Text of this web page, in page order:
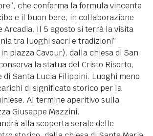
che conferma la formula vincente
e il buon bere, in collaborazione
Arcadia. Il 5 agosto si terrà la visita
tra luoghi sacri e tradizioni”
piazza Cavour), dalla chiesa di San
la statua del Cristo Risorto,
di Santa Lucia Filippini. Luoghi meno
di significato storico per la
Al termine aperitivo sulla
Giuseppe Mazzini.
alla scoperta serale delle